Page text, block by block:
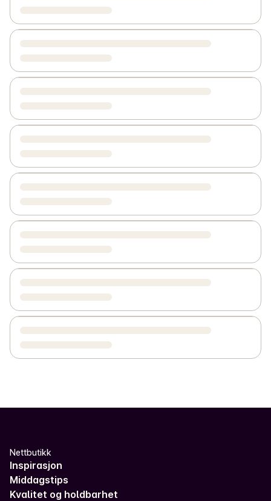
Nettbutikk
Inspirasjon
Middagstips
Kvalitet og holdbarhet